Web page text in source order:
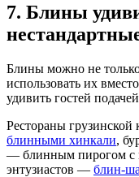
7. Блины
Блины можно не
использовать их
удивить гостей
Рестораны
блинными хинкали,
— блинным пирогом с
энтузиастов — блин-